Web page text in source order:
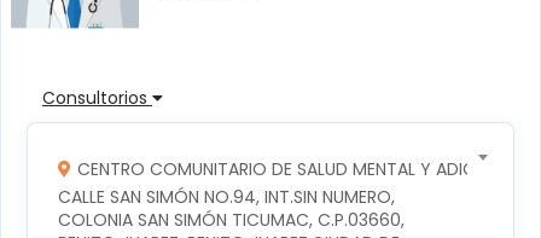
Consultorios
CENTRO COMUNITARIO DE SALUD MENTAL Y ADICCIONES
CALLE SAN SIMÓN NO.94, INT.SIN NUMERO,
COLONIA SAN SIMÓN TICUMAC, C.P.03660,